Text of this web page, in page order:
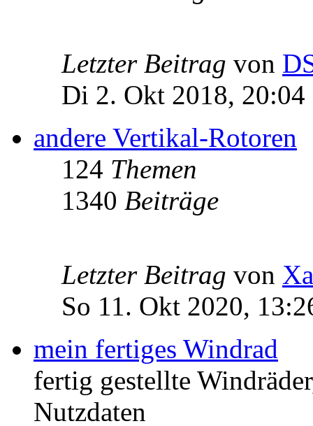
Letzter Beitrag von
Di 2. Okt 2018, 20:04
andere Vertikal-Rotoren
124 Themen
1340 Beiträge
Letzter Beitrag von
So 11. Okt 2020,
mein fertiges Windrad
fertig gestellte
Nutzdaten